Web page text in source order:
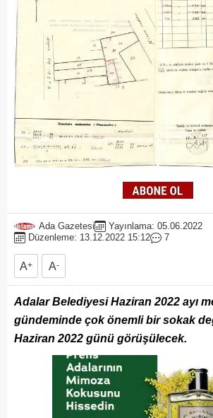
Ada Gazetesi
Yayınlama: 05.06.2022
Düzenleme: 13.12.2022 15:12
7
A+ A-
Adalar Belediyesi Haziran 2022 ayı
gündeminde çok önemli bir sokak
Haziran 2022 günü görüşülecek.